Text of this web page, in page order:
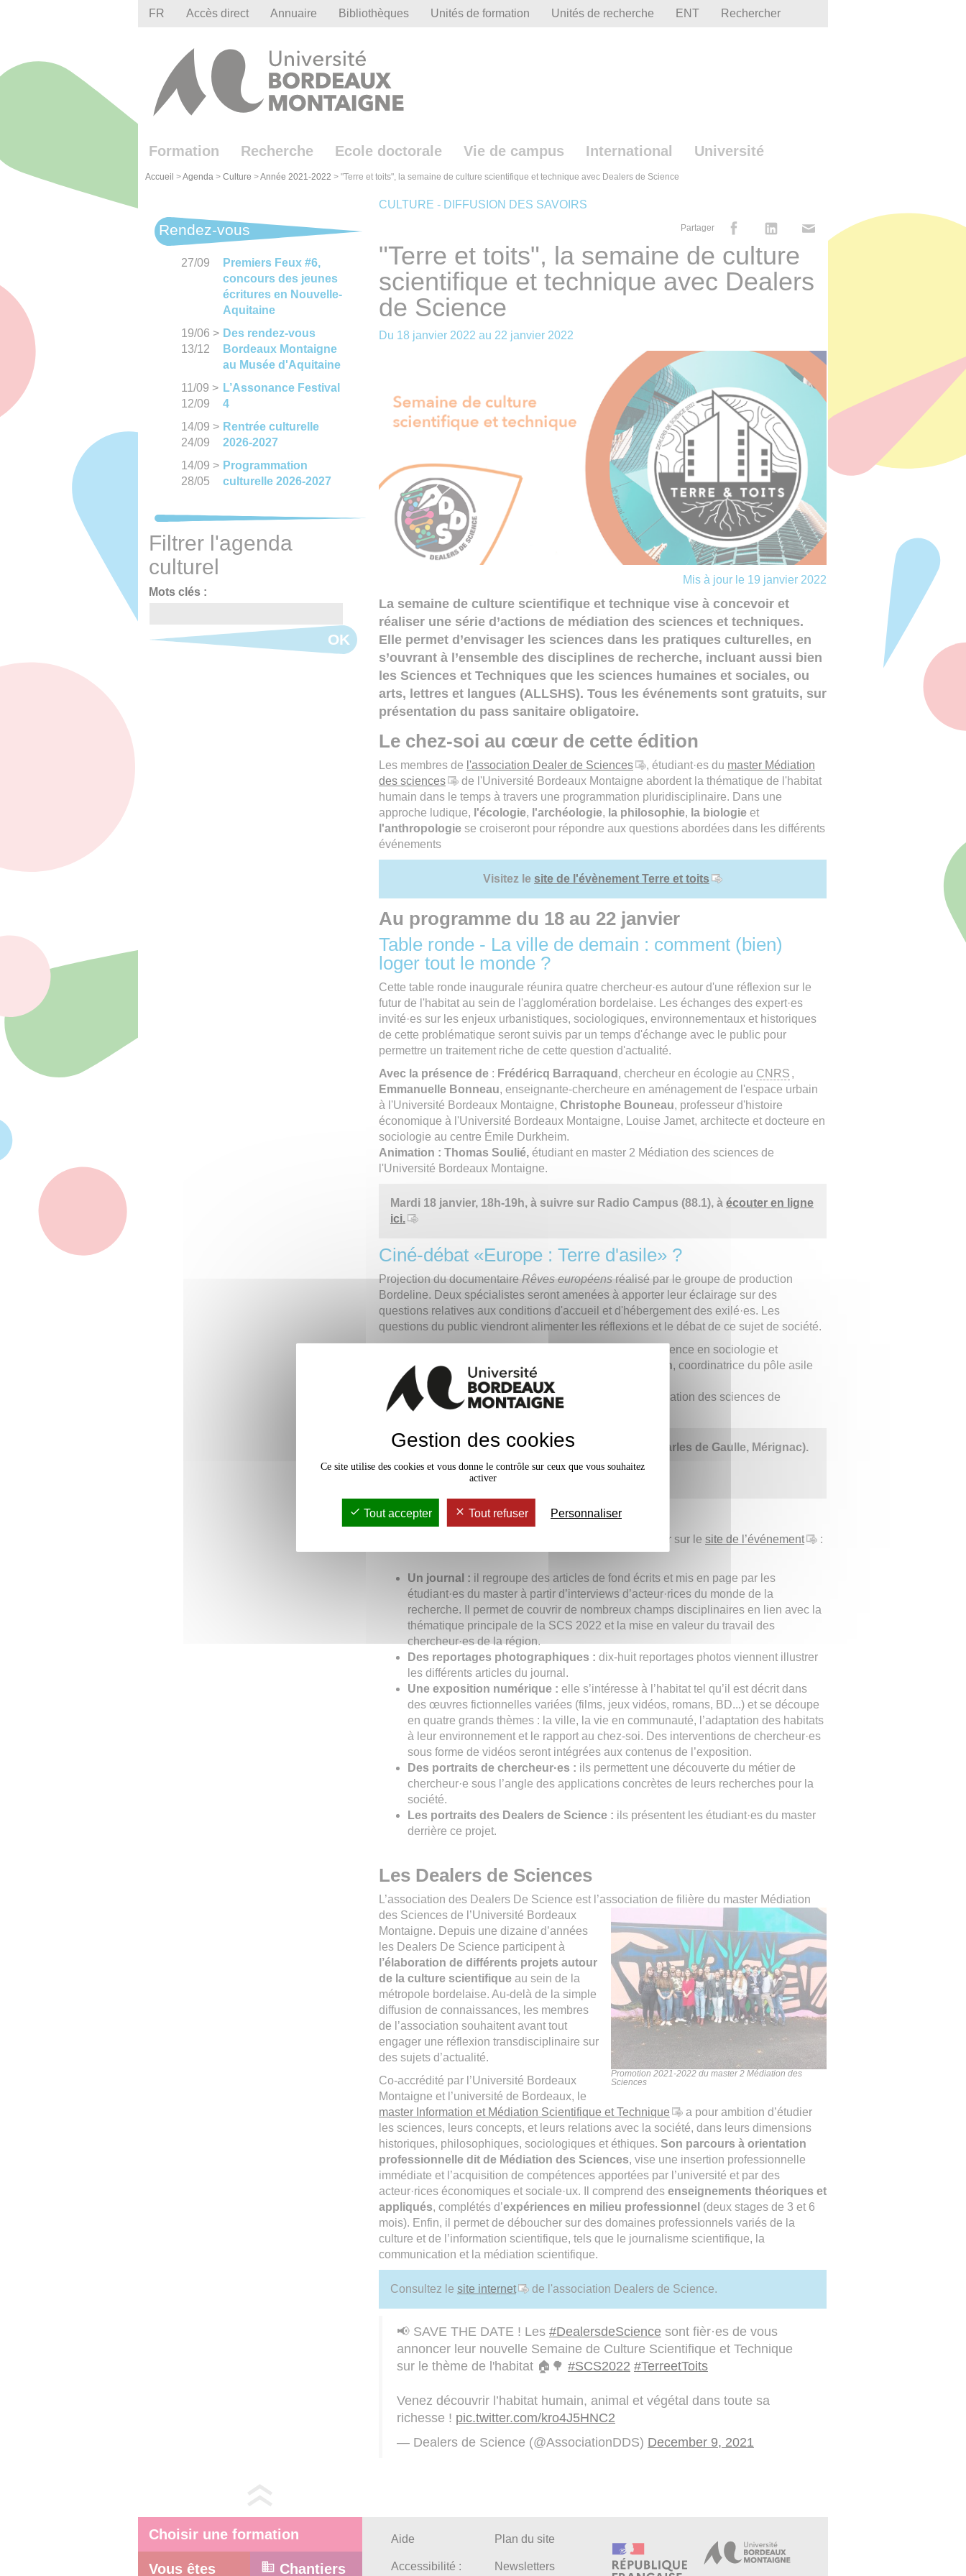
FR Accès direct Annuaire Bibliothèques Unités de formation Unités de recherche ENT Rechercher
Formation Recherche Ecole doctorale Vie de campus International Université
Accueil >Agenda > Culture >Année 2021-2022 > "Terre et toits", la semaine de culture scientifique et technique avec Dealers de Science
CULTURE - DIFFUSION DES SAVOIRS
Partager
"Terre et toits", la semaine de culture
scientifique et technique avec Dealers
de Science
Du 18 janvier 2022 au 22 janvier 2022
Mis à jour le 19 janvier 2022
La semaine de culture scientifique et technique vise à concevoir et
réaliser une série d’actions de médiation des sciences et techniques.
Elle permet d’envisager les sciences dans les pratiques culturelles, en
s’ouvrant à l’ensemble des disciplines de recherche, incluant aussi bien
les Sciences et Techniques que les sciences humaines et sociales, ou
arts, lettres et langues (ALLSHS). Tous les événements sont gratuits, sur
présentation du pass sanitaire obligatoire.
Le chez-soi au cœur de cette édition
Les membres de l'association Dealer de Sciences , étudiant·es du master Médiation
des sciences
de l'Université Bordeaux Montaigne abordent la thématique de l'habitat
humain dans le temps à travers une programmation pluridisciplinaire. Dans une
approche ludique, l'écologie, l'archéologie, la philosophie, la biologie et
l'anthropologiese croiseront pour répondre aux questions abordées dans les différents
événements
Visitez le site de l'évènement Terre et toits
Au programme du 18 au 22 janvier
Table ronde - La ville de demain : comment (bien)
loger tout le monde ?
Cette table ronde inaugurale réunira quatre chercheur·es autour d'une réflexion sur le
futur de l'habitat au sein de l'agglomération bordelaise. Les échanges des expert·es
invité·es sur les enjeux urbanistiques, sociologiques, environnementaux et historiques
de cette problématique seront suivis par un temps d'échange avec le public pour
permettre un traitement riche de cette question d'actualité.
Avec la présence de: Frédéricq Barraquand , chercheur en écologie au CNRS ,
Emmanuelle Bonneau, enseignante-chercheure en aménagement de l'espace urbain
à l'Université Bordeaux Montaigne, Christophe Bouneau, professeur d'histoire
économique à l'Université Bordeaux Montaigne, Louise Jamet, architecte et docteure en
sociologie au centre Émile Durkheim.
Animation : Thomas Soulié,étudiant en master 2 Médiation des sciences de
l'Université Bordeaux Montaigne.
Mardi 18 janvier, 18h-19h, à suivre sur Radio Campus (88.1), à écouter en ligne
ici.
Ciné-débat «Europe : Terre d'asile» ?
Projection du documentaireRêves européensréalisé par le groupe de production
Bordeline. Deux spécialistes seront amenées à apporter leur éclairage sur des
questions relatives aux conditions d'accueil et d'hébergement des exilé·es. Les
questions du public viendront alimenter les réflexions et le débat de ce sujet de société.
, maîtresse de conférence en sociologie et
chercheuse au centre Emile Durkheim et
Julie Terrasson, coordinatrice du pôle asile
de France Horizon;
Animation :
Amaury Castino,étudiant en master 2 Médiation des sciences de
l'Université Bordeaux Montaigne.
Vendredi 21 janvier, 21h, ciné Mérignac (6 place Charles de Gaulle, Mérignac).
Accès Tram A, arrêt Mérignac Centre.
Inscription en ligne sur
Des ressources en lignes
dès le 10 janviersur le site de l’événement :
Un journal : il regroupe des articles de fond écrits et mis en page par les
étudiant·es du master à partir d’interviews d’acteur·rices du monde de la
recherche. Il permet de couvrir de nombreux champs disciplinaires en lien avec la
thématique principale de la SCS 2022 et la mise en valeur du travail des
chercheur·es de la région.
Des reportages photographiques : dix-huit reportages photos viennent illustrer
les différents articles du journal.
Une exposition numérique : elle s’intéresse à l’habitat tel qu’il est décrit dans
des œuvres fictionnelles variées (films, jeux vidéos, romans, BD...) et se découpe
en quatre grands thèmes : la ville, la vie en communauté, l’adaptation des habitats
à leur environnement et le rapport au chez-soi. Des interventions de chercheur·es
sous forme de vidéos seront intégrées aux contenus de l’exposition.
Des portraits de chercheur·es : ils permettent une découverte du métier de
chercheur·e sous l’angle des applications concrètes de leurs recherches pour la
société.
Les portraits des Dealers de Science : ils présentent les étudiant·es du master
derrière ce projet.
Les Dealers de Sciences
L’association des Dealers De Science est l’association de filière du master Médiation
Promotion 2021-2022 du master 2 Médiation des
Sciences
des Sciences de l’Université Bordeaux
Montaigne. Depuis une dizaine d’années
les Dealers De Science participent à
l’élaboration de différents projets autour
de la culture scientifiqueau sein de la
métropole bordelaise. Au-delà de la simple
diffusion de connaissances, les membres
de l’association souhaitent avant tout
engager une réflexion transdisciplinaire sur
des sujets d’actualité.
Co-accrédité par l’Université Bordeaux
Montaigne et l’université de Bordeaux, le
master Information et Médiation Scientifique et Technique
a pour ambition d’étudier
les sciences, leurs concepts, et leurs relations avec la société, dans leurs dimensions
historiques, philosophiques, sociologiques et éthiques. Son parcours à orientation
professionnelle dit de Médiation des Sciences, vise une insertion professionnelle
immédiate et l’acquisition de compétences apportées par l’université et par des
acteur·rices économiques et sociale·ux. Il comprend des enseignements théoriques et
appliqués, complétés d’expériences en milieu professionnel (deux stages de 3 et 6
mois). Enfin, il permet de déboucher sur des domaines professionnels variés de la
culture et de l’information scientifique, tels que le journalisme scientifique, la
communication et la médiation scientifique.
Consultez le site internet de l'association Dealers de Science.
📢 SAVE THE DATE ! Les #DealersdeSciencesont fièr·es de vous
annoncer leur nouvelle Semaine de Culture Scientifique et Technique
sur le thème de l'habitat 🏠🌳 #SCS2022 #TerreetToits
Venez découvrir l’habitat humain, animal et végétal dans toute sa
richesse ! pic.twitter.com/kro4J5HNC2
— Dealers de Science (@AssociationDDS) December 9, 2021
Rendez-vous
27/09
Premiers Feux #6,
concours des jeunes
écritures en Nouvelle-
Aquitaine
19/06 >
13/12
Des rendez-vous
Bordeaux Montaigne
au Musée d'Aquitaine
11/09 >
12/09
L’Assonance Festival
4
14/09 >
24/09
Rentrée culturelle
2026-2027
14/09 >
28/05
Programmation
culturelle 2026-2027
Filtrer l'agenda
culturel
Mots clés :
OK
Choisir une formation
Vous êtes Chantiers
Aide
Accessibilité :
Plan du site
Newsletters
Gestion des cookies
Ce site utilise des cookies et vous donne le contrôle sur ceux que vous souhaitez
activer
Tout accepter Tout refuser Personnaliser